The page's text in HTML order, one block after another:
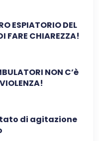
ESPIATORIO DEL
FARE CHIAREZZA!
NON C’è
di agitazione